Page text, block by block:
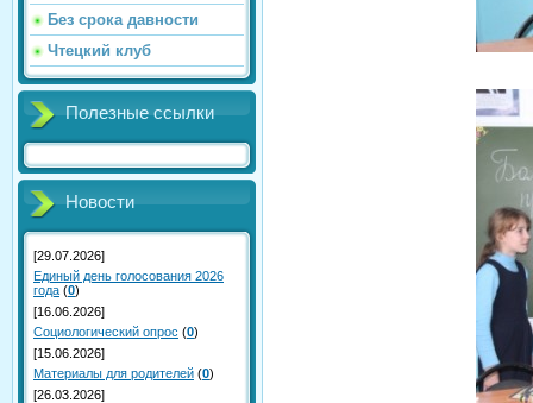
Без срока давности
Чтецкий клуб
Полезные ссылки
Новости
[29.07.2026]
Единый день голосования 2026
года (0)
[16.06.2026]
Социологический опрос (0)
[15.06.2026]
Материалы для родителей (0)
[26.03.2026]